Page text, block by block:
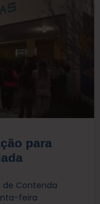
para
de Contenda
feira